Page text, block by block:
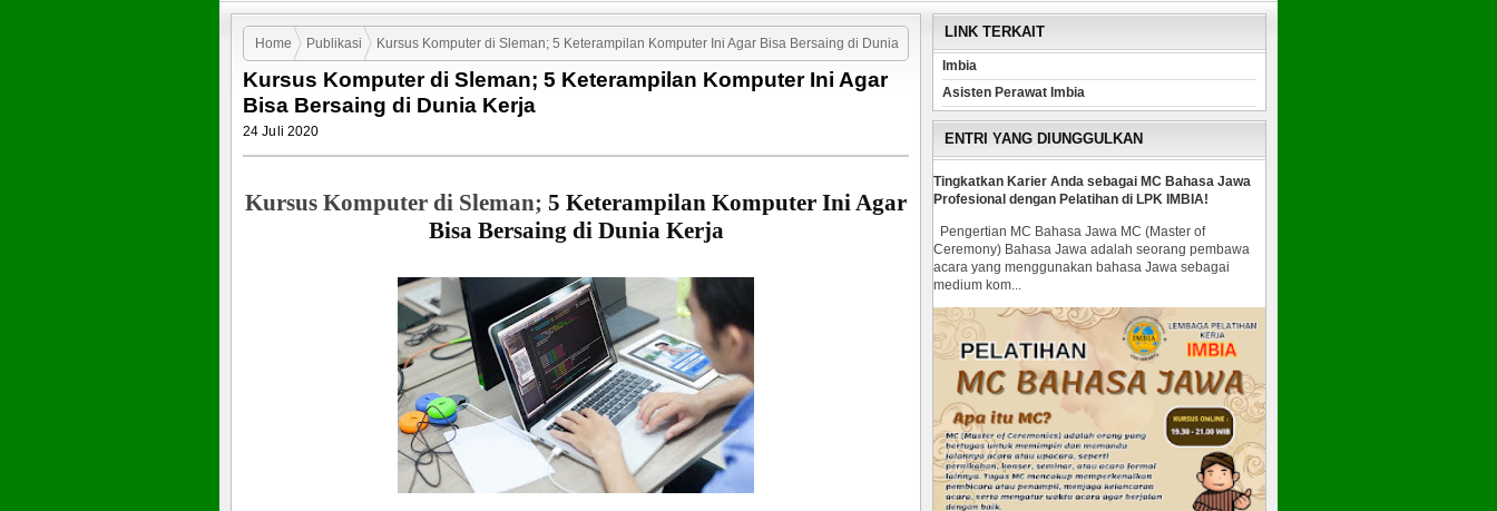
Home Publikasi Kursus Komputer di Sleman; 5 Keterampilan Komputer Ini Agar Bisa Bersaing di Dunia
Kerja
Kursus Komputer di Sleman; 5 Keterampilan Komputer Ini Agar
Bisa Bersaing di Dunia Kerja
24 Juli 2020
Kursus Komputer di Sleman; 5 Keterampilan Komputer Ini Agar
Bisa Bersaing di Dunia Kerja
LINK TERKAIT
Imbia
Asisten Perawat Imbia
ENTRI YANG DIUNGGULKAN
Tingkatkan Karier Anda sebagai MC Bahasa Jawa
Profesional dengan Pelatihan di LPK IMBIA!
Pengertian MC Bahasa Jawa MC (Master of
Ceremony) Bahasa Jawa adalah seorang pembawa
acara yang menggunakan bahasa Jawa sebagai
medium kom...